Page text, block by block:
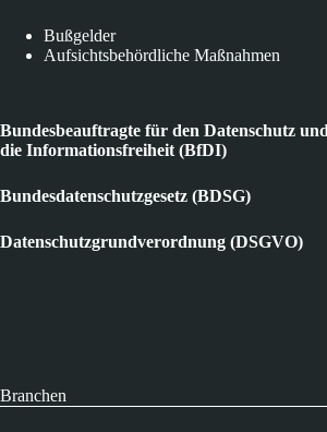
Bußgelder
Aufsichtsbehördliche Maßnahmen
Bundesbeauftragte für den Datenschutz und
die Informationsfreiheit (BfDI)
Bundesdatenschutzgesetz (BDSG)
Datenschutzgrundverordnung (DSGVO)
Branchen